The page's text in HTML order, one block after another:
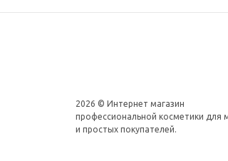
2026 © Интернет магазин
профеcсиональной косметики для
и простых покупателей.